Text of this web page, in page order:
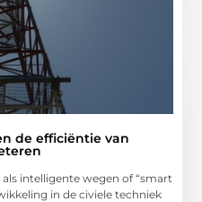
de efficiëntie van
intelligente wegen of “smart
in de civiele techniek